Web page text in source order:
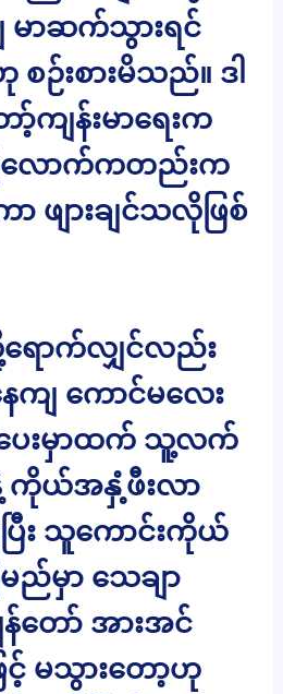
မာဆက်သွားရင်
စဉ်းစားမိသည်။ ဒါ
ကျန်းမာရေးက
ောက်ကတည်းက
ဖျားချင်သလိုဖြစ်
ောက်လျှင်လည်း
ကျ ကောင်မလေး
းမှာထက် သူ့လက်
နဲ့ ကိုယ်အနှံ့ဖီးလာ
ြီး သူကောင်းကိုယ်
ည်မှာ သေချာ
တော် အားအင်
မသွားတော့ဟု